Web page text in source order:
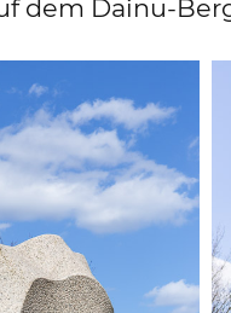
dem Dainu-